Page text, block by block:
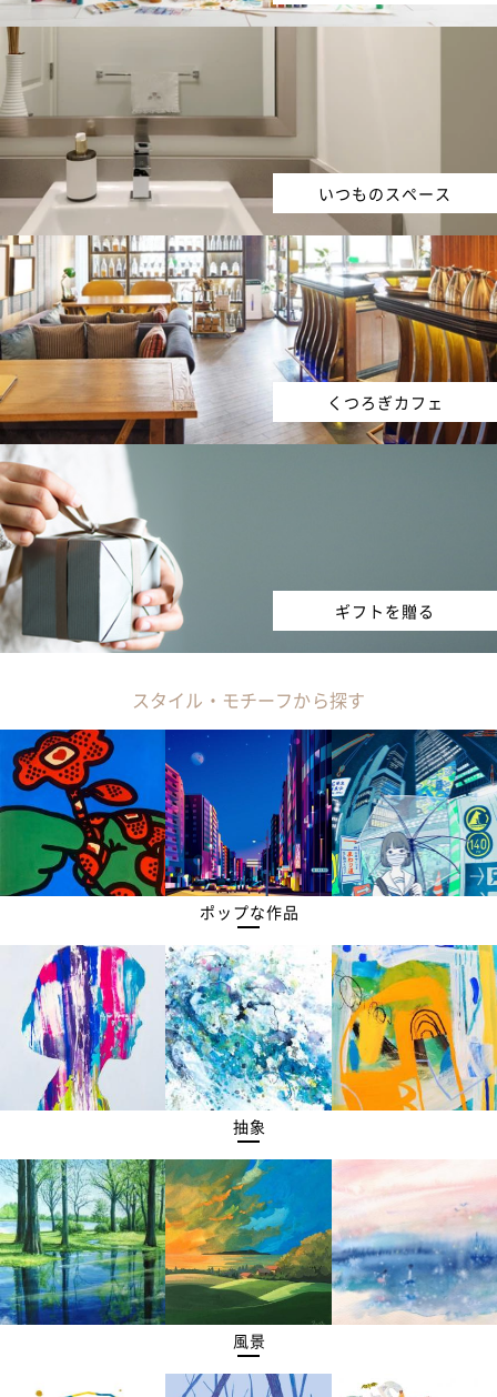
いつものスペース
くつろぎカフェ
ギフトを贈る
スタイル・モチーフから探す
ポップな作品
抽象
風景